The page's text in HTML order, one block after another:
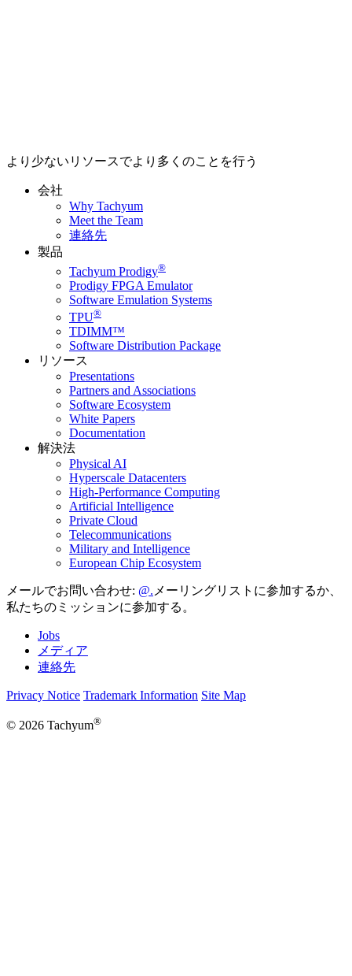
より少ないリソースでより多くのことを行う
会社
Why Tachyum
Meet the Team
連絡先
製品
Tachyum Prodigy®
Prodigy FPGA Emulator
Software Emulation Systems
TPU®
TDIMM™
Software Distribution Package
リソース
Presentations
Partners and Associations
Software Ecosystem
White Papers
Documentation
解決法
Physical AI
Hyperscale Datacenters
High-Performance Computing
Artificial Intelligence
Private Cloud
Telecommunications
Military and Intelligence
European Chip Ecosystem
メールでお問い合わせ:
メーリングリストに参加するか、
私たちのミッションに参加する。
Jobs
メディア
連絡先
Privacy Notice Trademark Information Site Map
© 2026 Tachyum®